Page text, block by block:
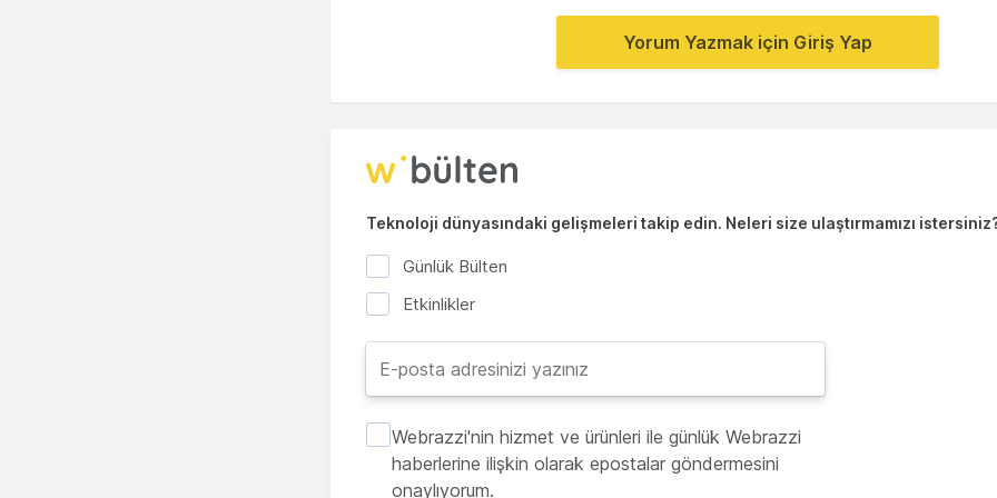
Yorum Yazmak için Giriş Yap
Teknoloji dünyasındaki gelişmeleri takip edin. Neleri size ulaştırmamızı
Günlük Bülten
Etkinlikler
Webrazzi'nin hizmet ve ürünleri ile günlük Webrazzi
haberlerine ilişkin olarak epostalar göndermesini
onaylıyorum.